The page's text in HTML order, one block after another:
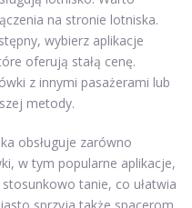
na stronie lotniska.
wybierz aplikacje
oferują stałą cenę.
z innymi pasażerami lub
metody.
obsługuje zarówno
w tym popularne aplikacje,
tanie, co ułatwia
sprzyja także spacerom